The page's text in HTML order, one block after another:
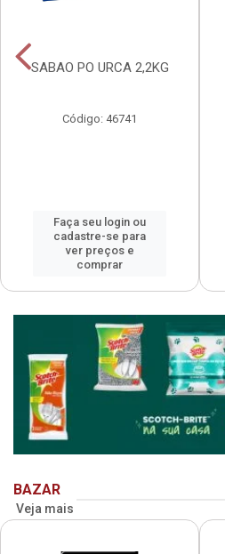
SABAO PO URCA 2,2KG
Código: 46741
Faça seu login ou
cadastre-se para
ver preços e
comprar
BAZAR
Veja mais